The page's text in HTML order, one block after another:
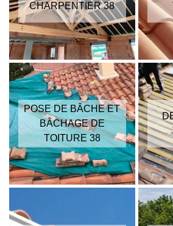
CHARPENTIER 38
POSE DE BÂCHE ET
BÂCHAGE DE
TOITURE 38